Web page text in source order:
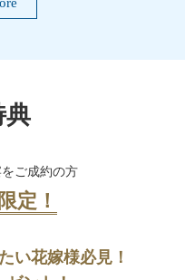
典
ご成約の方
定！
い花嫁様必見！